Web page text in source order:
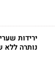
ירידות
נותרה ללא